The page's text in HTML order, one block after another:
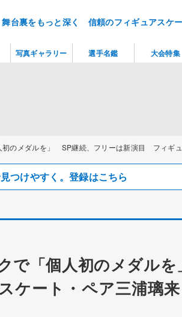
台裏をもっと深く 信頼のフィギュアスケ
初のメダルを」 SP継続、フリーは新演目 フィギ
つけやすく。登録はこちら
で「個人初のメダル
ート・ペア三浦璃
写真ギャラリー 選手名鑑 大会特集